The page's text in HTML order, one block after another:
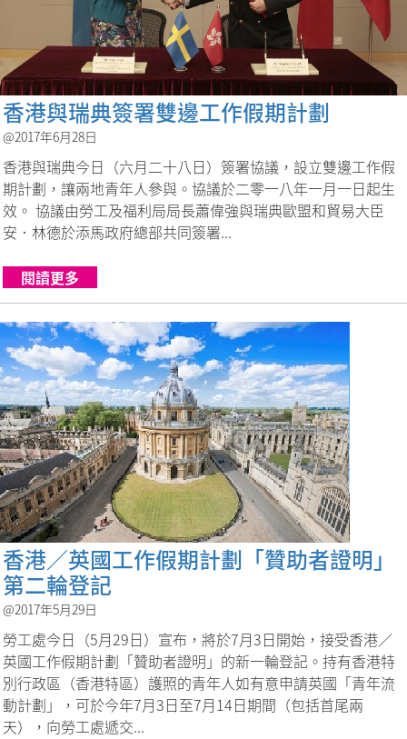
香港與瑞典簽署雙邊工作假期計劃
@2017年6月28日
香港與瑞典今日（六月二十八日）簽署協議，設立雙邊工作假
期計劃，讓兩地青年人參與。協議於二零一八年一月一日起生
效。 協議由勞工及福利局局長蕭偉強與瑞典歐盟和貿易大臣
安．林德於添馬政府總部共同簽署...
閱讀更多
香港／英國工作假期計劃「贊助者證明」
第二輪登記
@2017年5月29日
勞工處今日（5月29日）宣布，將於7月3日開始，接受香港／
英國工作假期計劃「贊助者證明」的新一輪登記。持有香港特
別行政區（香港特區）護照的青年人如有意申請英國「青年流
動計劃」，可於今年7月3日至7月14日期間（包括首尾兩
天），向勞工處遞交...